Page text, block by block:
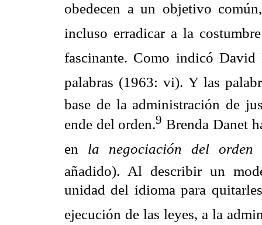
obedecen a un objetivo
incluso erradicar a la
fascinante. Como indicó
palabras (1963: vi). Y las
base de la administración de
ende del orden.9 Brenda Danet
en la negociación del orden
añadido). Al describir un
unidad del idioma para
ejecución de las leyes, a la